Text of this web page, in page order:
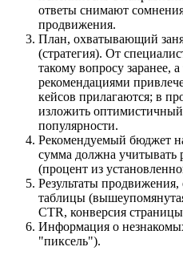
ответы снимают
продвижения.
План, охватывающий
(стратегия). От
такому вопросу заранее,
рекомендациями
кейсов прилагаются; в
изложить оптимистичный
популярности.
Рекомендуемый бюджет
сумма должна учитывать
(процент из
Результаты
таблицы
CTR, конверсия
Информация о
"пиксель").